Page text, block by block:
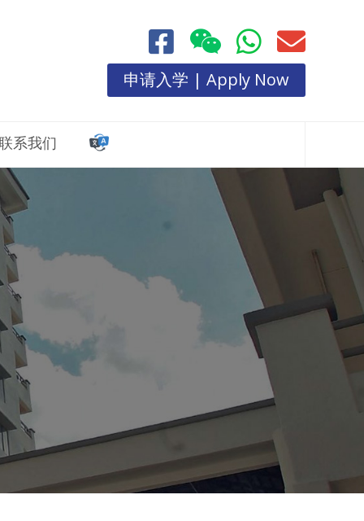
申请入学 | Apply Now
系我们